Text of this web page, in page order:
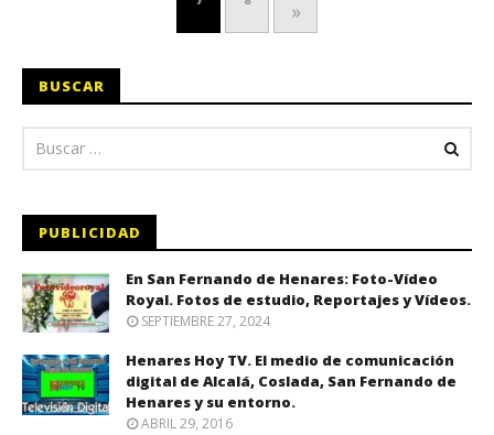
»
BUSCAR
PUBLICIDAD
En San Fernando de Henares: Foto-Vídeo
Royal. Fotos de estudio, Reportajes y Vídeos.
SEPTIEMBRE 27, 2024
Henares Hoy TV. El medio de comunicación
digital de Alcalá, Coslada, San Fernando de
Henares y su entorno.
ABRIL 29, 2016